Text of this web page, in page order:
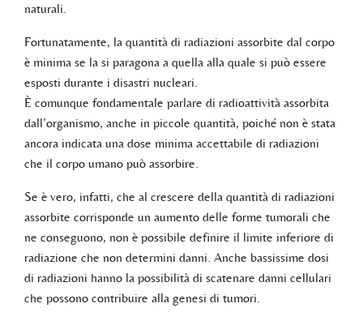
naturali.
Fortunatamente, la quantità di radiazioni assorbite dal corpo
è minima se la si paragona a quella alla quale si può essere
esposti durante i disastri nucleari.
È comunque fondamentale parlare di radioattività assorbita
dall’organismo, anche in piccole quantità, poiché non è stata
ancora indicata una dose minima accettabile di radiazioni
che il corpo umano può assorbire.
Se è vero, infatti, che al crescere della quantità di radiazioni
assorbite corrisponde un aumento delle forme tumorali che
ne conseguono, non è possibile definire il limite inferiore di
radiazione che non determini danni. Anche bassissime dosi
di radiazioni hanno la possibilità di scatenare danni cellulari
che possono contribuire alla genesi di tumori.